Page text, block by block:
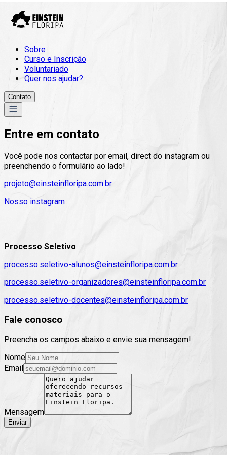
Sobre
Curso e Inscrição
Voluntariado
Quer nos ajudar?
Contato
Entre em contato
Você pode nos contactar por email, direct do instagram ou
preenchendo o formulário ao lado!
projeto@einsteinfloripa.com.br
Nosso instagram
Processo Seletivo
processo.seletivo-alunos@einsteinfloripa.com.br
processo.seletivo-organizadores@einsteinfloripa.com.br
processo.seletivo-docentes@einsteinfloripa.com.br
Fale conosco
Preencha os campos abaixo e envie sua mensagem!
Nome
Email
Mensagem
Enviar